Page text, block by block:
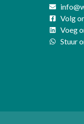
Volg
Voeg
Stuur